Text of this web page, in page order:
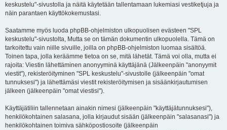
keskustelu"-sivustolla ja näitä käytetään tallentamaan lukemiasi vestiketjuja ja
näin parantaen käyttökokemustasi.
Saatamme myös luoda phpBB-ohjelmiston ulkopuolisen evästeen "SPL
keskustelu"-sivustolta, Mutta se on tämän dokumentin ulkopuolella. Tämä on
tarkoitettu vain niille sivuille, joilla on phpBB-ohjelmiston luomaa sisältöä.
Toinen tapa, jolla keräämme tietoa on se, mitä lähetät. Tämä voi olla, mutta ei
rajoita: Viestin lähettäminen anonyyminä käyttäjänä (Jälkeenpäin "anonyymit
viestit"), rekisteröityminen "SPL keskustelu"-sivustolle (jälkeenpäin "omat
tunnuksesi") ja lähettämäsi viestit rekisteröitymisen ja sisäänkirjautumisen
jälkeen (jälkeenpäin "omat viestisi").
Käyttäjätiliin tallennetaan ainakin nimesi (jälkeenpäin "käyttäjätunnuksesi"),
henkilökohtainen salasana, jolla kirjaudut sisään (jälkeenpäin "salasanasi") ja
henkilökohtainen toimiva sähköpostiosoite (jälkeenpäin